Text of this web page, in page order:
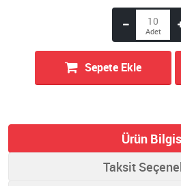
Sepete Ekle
Ürün
Taksit